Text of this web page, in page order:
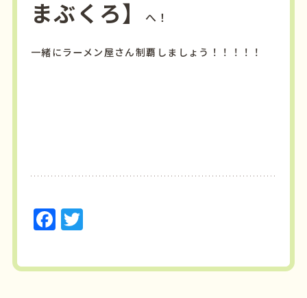
まぶくろ】
へ！
一緒にラーメン屋さん制覇しましょう！！！！！
F
c
T
it